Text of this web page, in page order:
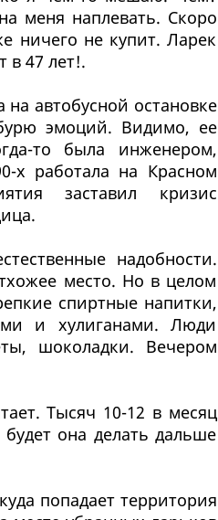
меня наплевать. Скоро
ничего не купит. Ларек
в 47 лет!.
автобусной остановке
эмоций. Видимо, ее
то была инженером,
х работала на Красном
заставил кризис
надобности.
место. Но в целом
спиртные напитки,
и хулиганами. Люди
шоколадки. Вечером
Тысяч 10-12 в месяц
она делать дальше
попадает территория